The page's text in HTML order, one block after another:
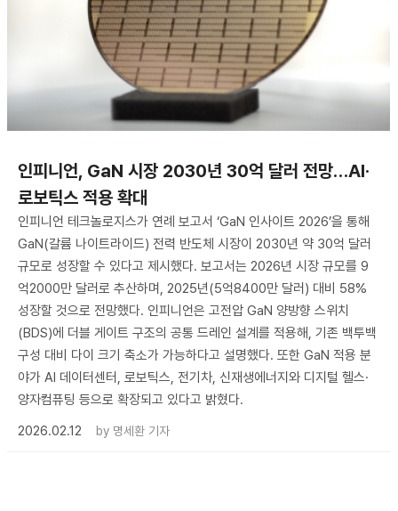
인피니언, GaN 시장 2030년 30억 달러 전망…AI·
로보틱스 적용 확대
인피니언 테크놀로지스가 연례 보고서 ‘GaN 인사이트 2026’을 통해
GaN(갈륨 나이트라이드) 전력 반도체 시장이 2030년 약 30억 달러
규모로 성장할 수 있다고 제시했다. 보고서는 2026년 시장 규모를 9
억2000만 달러로 추산하며, 2025년(5억8400만 달러) 대비 58%
성장할 것으로 전망했다. 인피니언은 고전압 GaN 양방향 스위치
(BDS)에 더블 게이트 구조의 공통 드레인 설계를 적용해, 기존 백투백
구성 대비 다이 크기 축소가 가능하다고 설명했다. 또한 GaN 적용 분
야가 AI 데이터센터, 로보틱스, 전기차, 신재생에너지와 디지털 헬스·
양자컴퓨팅 등으로 확장되고 있다고 밝혔다.
2026.02.12
by 명세환 기자